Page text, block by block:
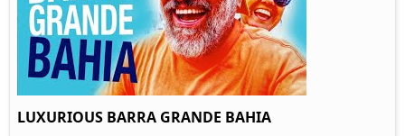
LUXURIOUS BARRA GRANDE BAHIA